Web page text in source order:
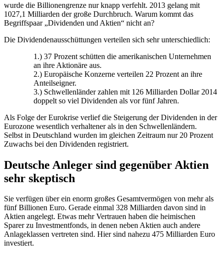
wurde die Billionengrenze nur knapp verfehlt. 2013 gelang mit
1027,1 Milliarden der große Durchbruch. Warum kommt das
Begriffspaar „Dividenden und Aktien“ nicht an?
Die Dividendenausschüttungen verteilen sich sehr unterschiedlich:
1.) 37 Prozent schütten die amerikanischen Unternehmen
an ihre Aktionäre aus.
2.) Europäische Konzerne verteilen 22 Prozent an ihre
Anteilseigner.
3.) Schwellenländer zahlen mit 126 Milliarden Dollar 2014
doppelt so viel Dividenden als vor fünf Jahren.
Als Folge der Eurokrise verlief die Steigerung der Dividenden in der
Eurozone wesentlich verhaltener als in den Schwellenländern.
Selbst in Deutschland wurden im gleichen Zeitraum nur 20 Prozent
Zuwachs bei den Dividenden registriert.
Deutsche Anleger sind gegenüber Aktien
sehr skeptisch
Sie verfügen über ein enorm großes Gesamtvermögen von mehr als
fünf Billionen Euro. Gerade einmal 328 Milliarden davon sind in
Aktien angelegt. Etwas mehr Vertrauen haben die heimischen
Sparer zu Investmentfonds, in denen neben Aktien auch andere
Anlageklassen vertreten sind. Hier sind nahezu 475 Milliarden Euro
investiert.